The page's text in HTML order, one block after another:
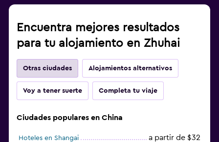
Encuentra mejores resultados
para tu alojamiento en Zhuhai
Otras ciudades Alojamientos alternativos
Voy a tener suerte Completa tu viaje
Ciudades populares en China
Hoteles en Shangai a partir de $32